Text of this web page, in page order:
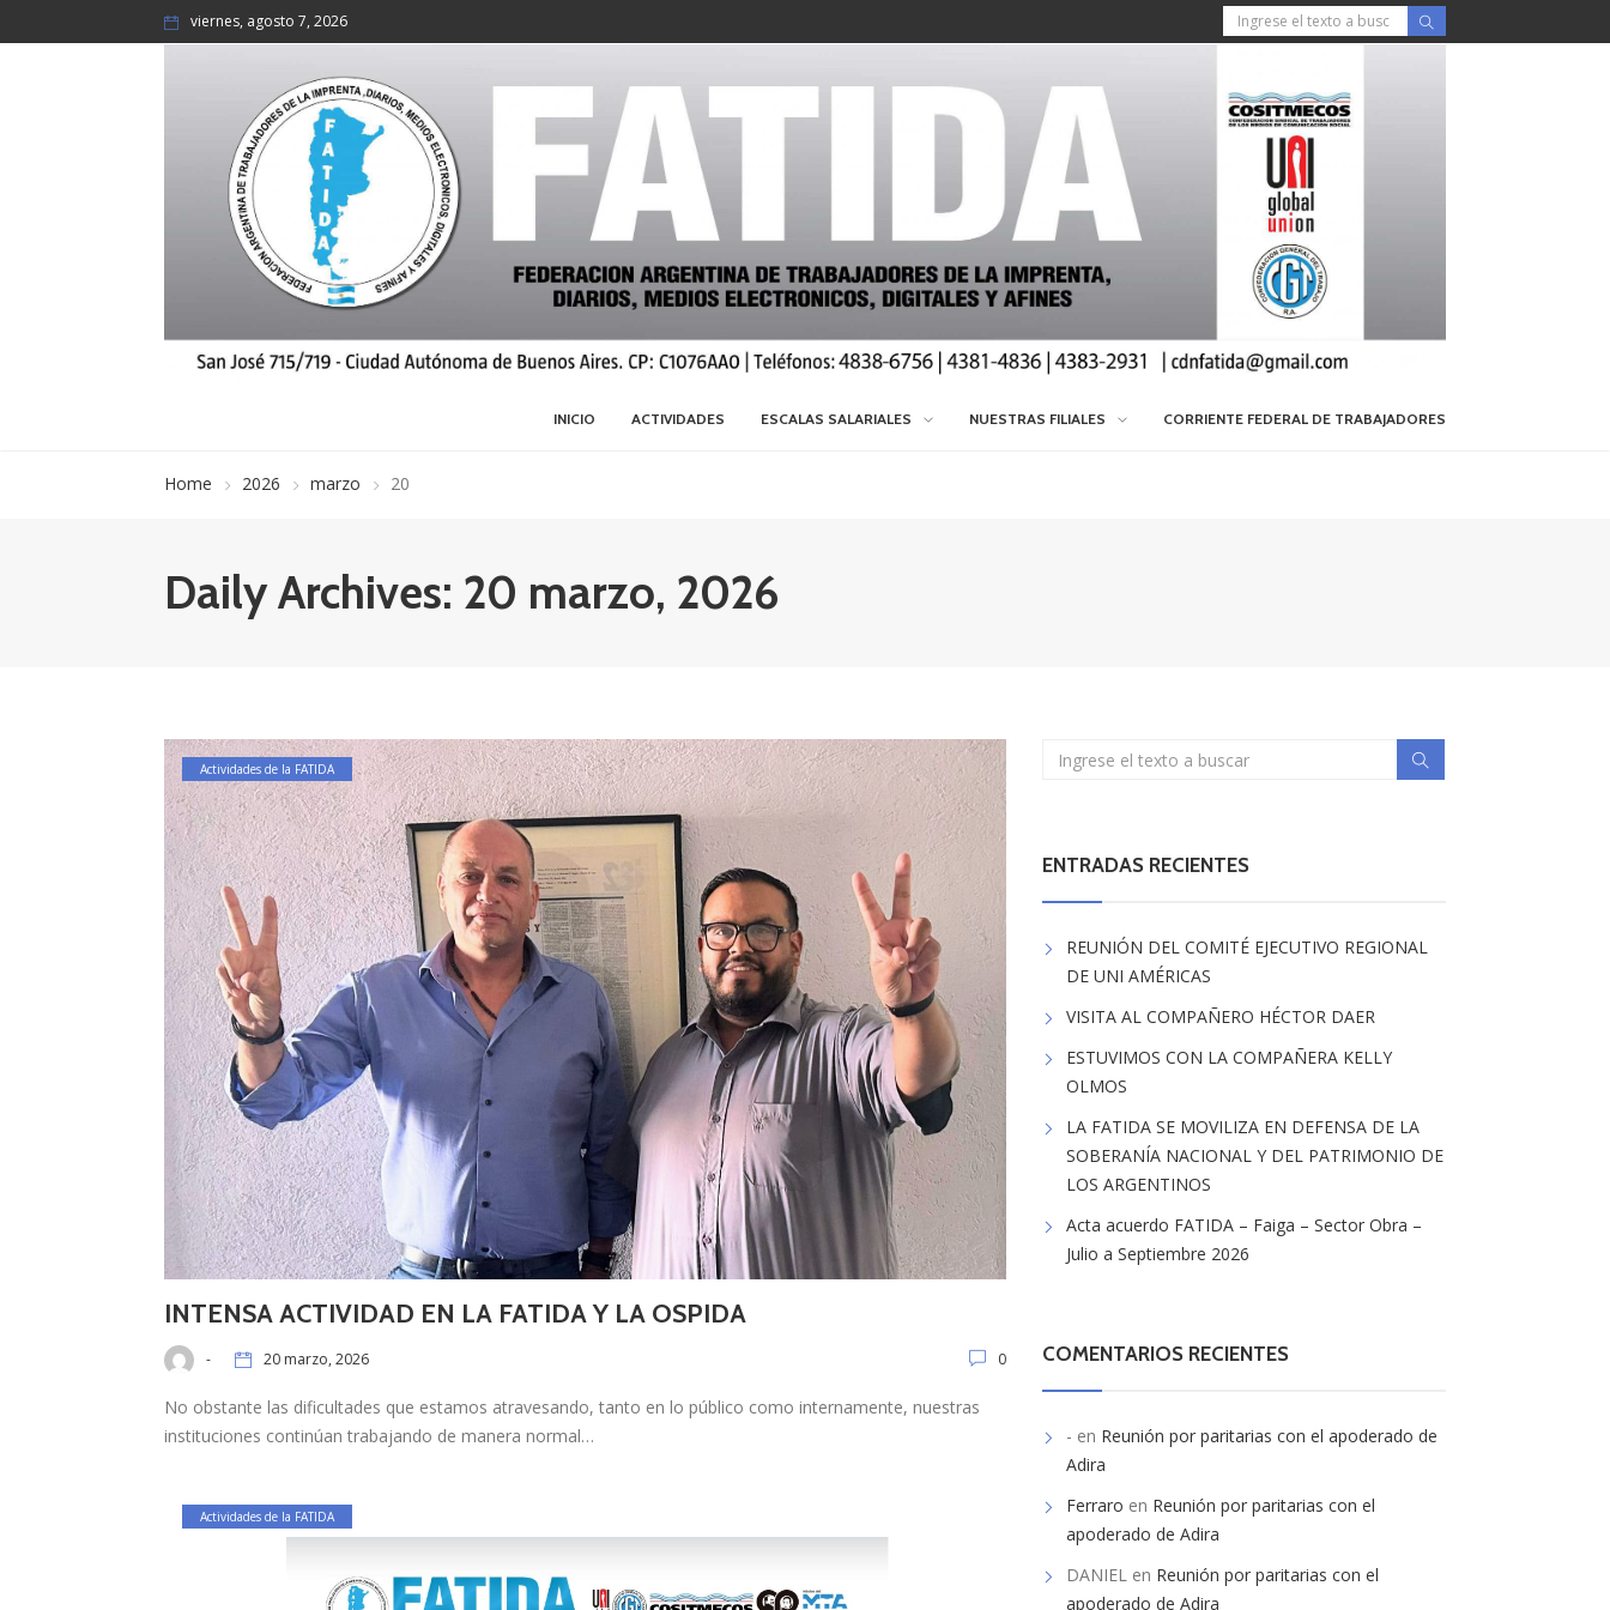
viernes, agosto 7, 2026
INICIO ACTIVIDADES ESCALAS SALARIALES NUESTRAS FILIALES CORRIENTE FEDERAL DE TRABAJADORES
Home 2026 marzo 20
Daily Archives: 20 marzo, 2026
Actividades de la FATIDA
INTENSA ACTIVIDAD EN LA FATIDA Y LA OSPIDA
- 20 marzo, 2026 0
No obstante las dificultades que estamos atravesando, tanto en lo público como internamente, nuestras
instituciones continúan trabajando de manera normal…
Actividades de la FATIDA
ENTRADAS RECIENTES
REUNIÓN DEL COMITÉ EJECUTIVO REGIONAL
DE UNI AMÉRICAS
VISITA AL COMPAÑERO HÉCTOR DAER
ESTUVIMOS CON LA COMPAÑERA KELLY
OLMOS
LA FATIDA SE MOVILIZA EN DEFENSA DE LA
SOBERANÍA NACIONAL Y DEL PATRIMONIO DE
LOS ARGENTINOS
Acta acuerdo FATIDA – Faiga – Sector Obra –
Julio a Septiembre 2026
COMENTARIOS RECIENTES
- en Reunión por paritarias con el apoderado de
Adira
Ferraro en Reunión por paritarias con el
apoderado de Adira
DANIEL en Reunión por paritarias con el
apoderado de Adira